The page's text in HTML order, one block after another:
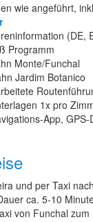
wie angeführt,
(DE,
Programm
Monte/Funchal
Jardim Botanico
1x pro
App, GPS-
und per Taxi
ca. 5-10
von Funchal zum